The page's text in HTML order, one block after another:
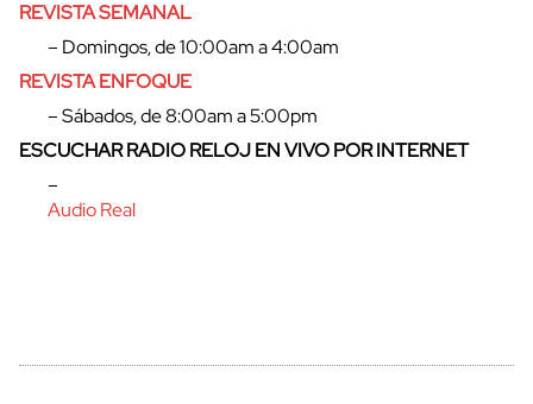
REVISTA SEMANAL
– Domingos, de 10:00am a 4:00am
REVISTA ENFOQUE
– Sábados, de 8:00am a 5:00pm
ESCUCHAR RADIO RELOJ EN VIVO POR INTERNET
–
Audio Real